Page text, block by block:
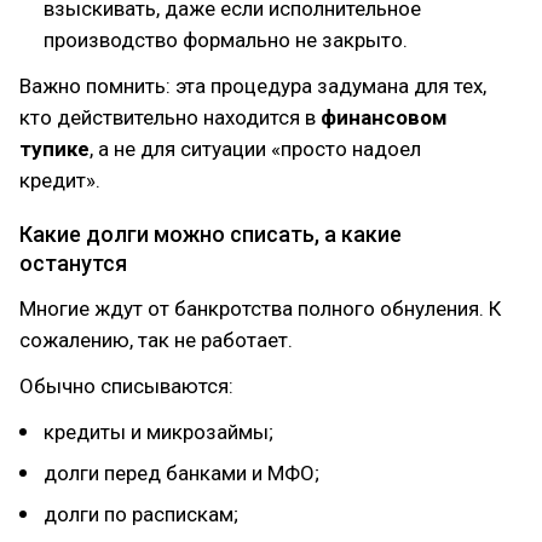
взыскивать, даже если исполнительное
производство формально не закрыто.
Важно помнить: эта процедура задумана для тех,
кто действительно находится в финансовом
тупике, а не для ситуации «просто надоел
кредит».
Какие долги можно списать, а какие
останутся
Многие ждут от банкротства полного обнуления. К
сожалению, так не работает.
Обычно списываются:
кредиты и микрозаймы;
долги перед банками и МФО;
долги по распискам;